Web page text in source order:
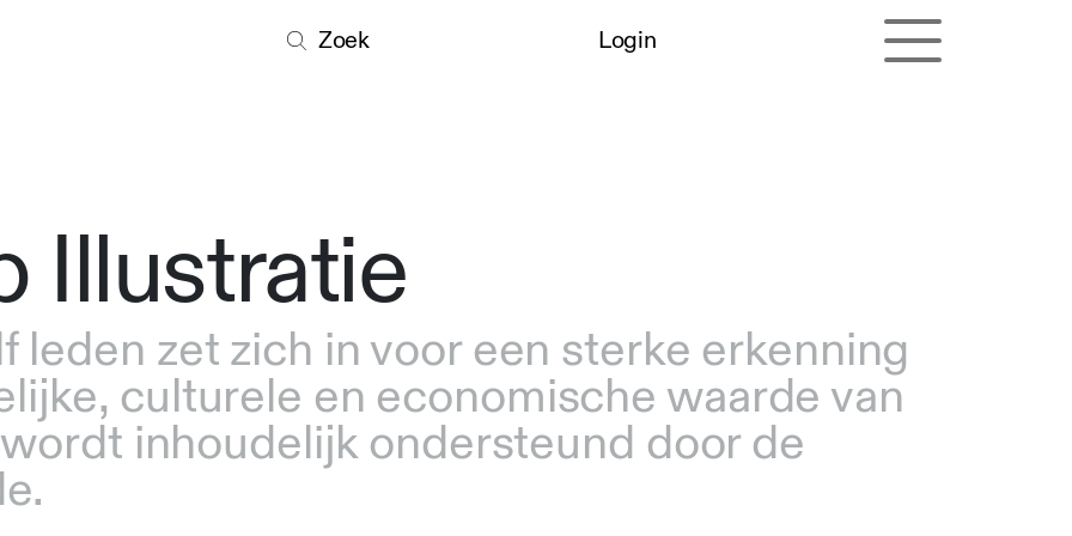
Zoek Login
Illustratie
leden zet zich in voor een sterke erkenning
culturele en economische waarde van
inhoudelijk ondersteund door de